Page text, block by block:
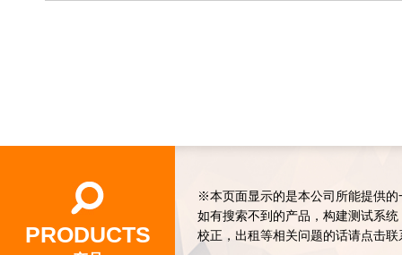
PRODUCTS
※本页面显示的是本公司所能提供的
如有搜索不到的产品，构建测试系
校正，出租等相关问题的话请点击联